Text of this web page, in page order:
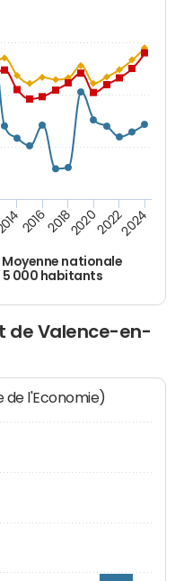
Moyenne nationale
5 000 habitants
20162018202020222024
de Valence-en-
de l'Economie)